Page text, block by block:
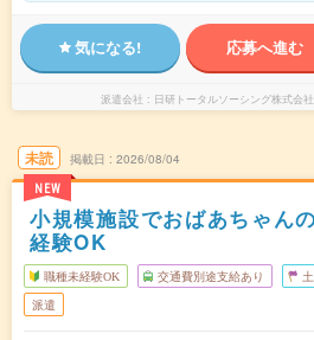
気になる! 応募へ進む
派遣会社 日研トータルソーシング株式会
未読
NEW
掲載日 2026/08/04
小規模施設でおばあちゃん
経験OK
職種未経験OK 交通費別途支給あり
派遣